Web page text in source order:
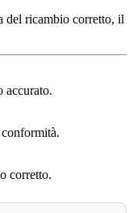
del ricambio corretto, il
accurato.
corretto.